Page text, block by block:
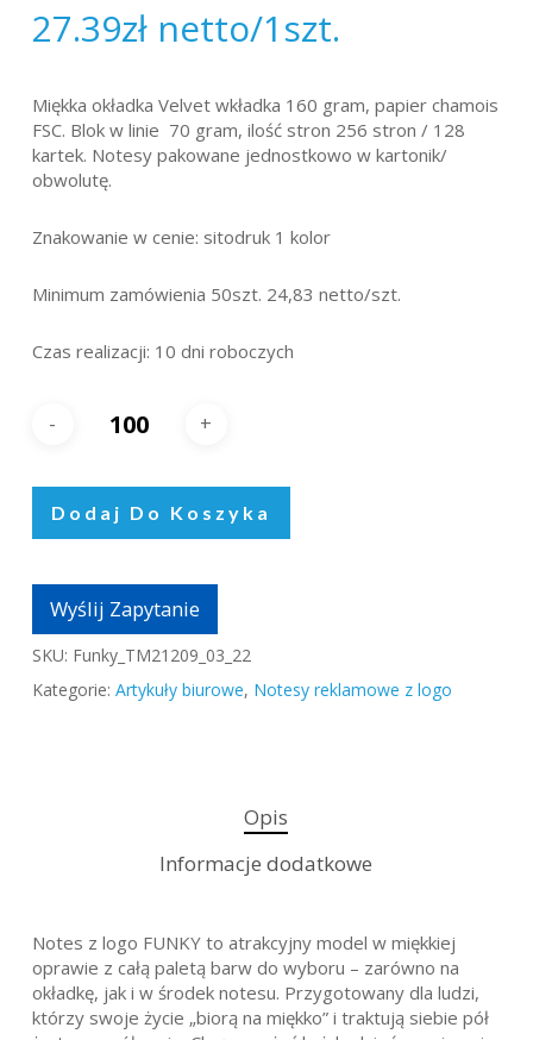
27.39zł netto/1szt.
Miękka okładka Velvet wkładka 160 gram, papier chamois
FSC. Blok w linie 70 gram, ilość stron 256 stron / 128
kartek. Notesy pakowane jednostkowo w kartonik/
obwolutę.
Znakowanie w cenie: sitodruk 1 kolor
Minimum zamówienia 50szt. 24,83 netto/szt.
Czas realizacji: 10 dni roboczych
Dodaj Do Koszyka
Wyślij Zapytanie
SKU: Funky_TM21209_03_22
Kategorie: Artykuły biurowe, Notesy reklamowe z logo
Opis
Informacje dodatkowe
Notes z logo FUNKY to atrakcyjny model w miękkiej
oprawie z całą paletą barw do wyboru – zarówno na
okładkę, jak i w środek notesu. Przygotowany dla ludzi,
którzy swoje życie „biorą na miękko” i traktują siebie pół